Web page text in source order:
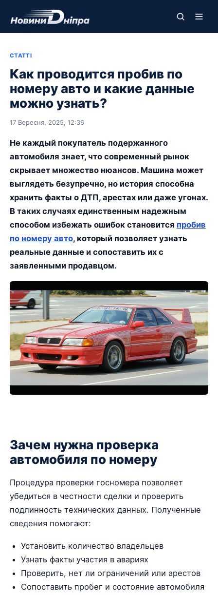
СТАТТІ
Как проводится пробив по
номеру авто и какие данные
можно узнать?
17 Вересня, 2025, 12:36
Не каждый покупатель подержанного
автомобиля знает, что современный рынок
скрывает множество нюансов. Машина может
выглядеть безупречно, но история способна
хранить факты о ДТП, арестах или даже угонах.
В таких случаях единственным надежным
способом избежать ошибок становится пробив
по номеру авто, который позволяет узнать
реальные данные и сопоставить их с
заявленными продавцом.
Зачем нужна проверка
автомобиля по номеру
Процедура проверки госномера позволяет
убедиться в честности сделки и проверить
подлинность технических данных. Полученные
сведения помогают:
Установить количество владельцев
Узнать факты участия в авариях
Проверить, нет ли ограничений или арестов
Сопоставить пробег и состояние автомобиля